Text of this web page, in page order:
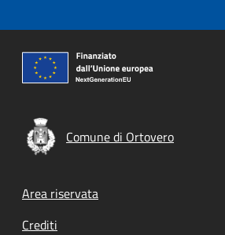
Comune di Ortovero
Footer menu
Area riservata
Crediti